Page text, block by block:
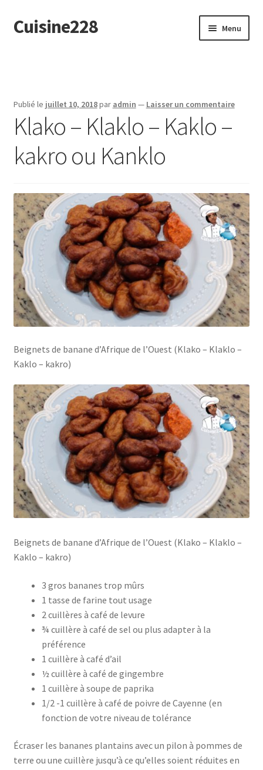
Aller
à
Aller
au
Cuisine228 Menu
Publié le juillet 10, 2018par admin — Laisser un commentaire
Klako – Klaklo – Kaklo –
kakro ou Kanklo
Beignets de banane d’Afrique de l’Ouest (Klako – Klaklo –
Kaklo – kakro)
Beignets de banane d’Afrique de l’Ouest (Klako – Klaklo –
Kaklo – kakro)
3 gros bananes trop mûrs
1 tasse de farine tout usage
2 cuillères à café de levure
¾ cuillère à café de sel ou plus adapter à la
préférence
1 cuillère à café d’ail
½ cuillère à café de gingembre
1 cuillère à soupe de paprika
1/2 -1 cuillère à café de poivre de Cayenne (en
fonction de votre niveau de tolérance
Écraser les bananes plantains avec un pilon à pommes de
terre ou une cuillère jusqu’à ce qu’elles soient réduites en